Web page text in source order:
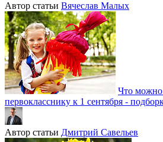
Автор статьи Вячеслав Малых
Что можно
первокласснику к 1 сентября -
Автор статьи Дмитрий Савельев